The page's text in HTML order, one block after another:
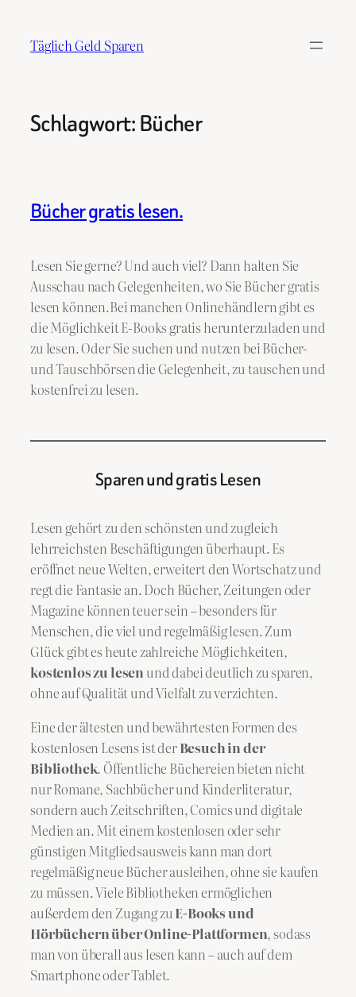
Inhalt
springen
Täglich Geld Sparen
Schlagwort:Bücher
Bücher gratis lesen.
Lesen Sie gerne? Und auch viel? Dann halten Sie
Ausschau nach Gelegenheiten, wo Sie Bücher gratis
lesen können.Bei manchen Onlinehändlern gibt es
die Möglichkeit E-Books gratis herunterzuladen und
zu lesen. Oder Sie suchen und nutzen bei Bücher-
und Tauschbörsen die Gelegenheit, zu tauschen und
kostenfrei zu lesen.
Sparen und gratis Lesen
Lesen gehört zu den schönsten und zugleich
lehrreichsten Beschäftigungen überhaupt. Es
eröffnet neue Welten, erweitert den Wortschatz und
regt die Fantasie an. Doch Bücher, Zeitungen oder
Magazine können teuer sein – besonders für
Menschen, die viel und regelmäßig lesen. Zum
Glück gibt es heute zahlreiche Möglichkeiten,
kostenlos zu lesen und dabei deutlich zu sparen,
ohne auf Qualität und Vielfalt zu verzichten.
Eine der ältesten und bewährtesten Formen des
kostenlosen Lesens ist derBesuch in der
Bibliothek. Öffentliche Büchereien bieten nicht
nur Romane, Sachbücher und Kinderliteratur,
sondern auch Zeitschriften, Comics und digitale
Medien an. Mit einem kostenlosen oder sehr
günstigen Mitgliedsausweis kann man dort
regelmäßig neue Bücher ausleihen, ohne sie kaufen
zu müssen. Viele Bibliotheken ermöglichen
außerdem den Zugang zu E-Books und
Hörbüchern über Online-Plattformen, sodass
man von überall aus lesen kann – auch auf dem
Smartphone oder Tablet.